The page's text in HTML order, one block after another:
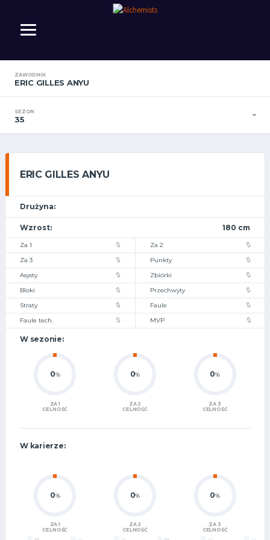
ZAWODNIK
ERIC GILLES ANYU
SEZON
35
ERIC GILLES ANYU
Drużyna:
Wzrost: 180 cm
Za 1
Za 2
Za 3
Punkty
Asysty
Zbiórki
Bloki
Przechwyty
Straty
Faule
Faule tech.
MVP
W sezonie:
0%
ZA 1
CELNOŚĆ
0%
ZA 2
CELNOŚĆ
0%
ZA 3
CELNOŚĆ
W karierze:
0%
ZA 1
CELNOŚĆ
0%
ZA 2
CELNOŚĆ
0%
ZA 3
CELNOŚĆ